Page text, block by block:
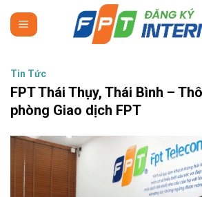
Tin Tức
FPT Thái Thụy, Thái Bình –
phòng Giao dịch FPT